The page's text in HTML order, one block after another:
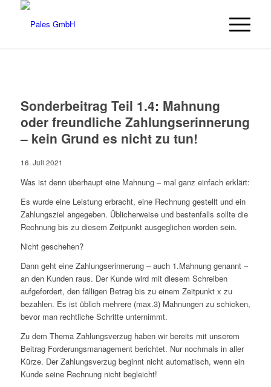
Sonderbeitrag Teil 1.4: Mahnung
oder freundliche Zahlungserinnerung
– kein Grund es nicht zu tun!
16. Juli 2021
Was ist denn überhaupt eine Mahnung – mal ganz einfach erklärt:
Es wurde eine Leistung erbracht, eine Rechnung gestellt und ein
Zahlungsziel angegeben. Üblicherweise und bestenfalls sollte die
Rechnung bis zu diesem Zeitpunkt ausgeglichen worden sein.
Nicht geschehen?
Dann geht eine Zahlungserinnerung – auch 1.Mahnung genannt –
an den Kunden raus. Der Kunde wird mit diesem Schreiben
aufgefordert, den fälligen Betrag bis zu einem Zeitpunkt x zu
bezahlen. Es ist üblich mehrere (max.3) Mahnungen zu schicken,
bevor man rechtliche Schritte unternimmt.
Zu dem Thema Zahlungsverzug haben wir bereits mit unserem
Beitrag Forderungsmanagement berichtet. Nur nochmals in aller
Kürze. Der Zahlungsverzug beginnt nicht automatisch, wenn ein
Kunde seine Rechnung nicht begleicht!